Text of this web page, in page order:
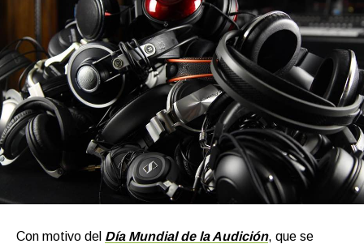
Con motivo del Día Mundial de la Audición, que se